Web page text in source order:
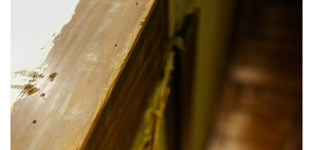
暮らしをちょっと豊かに
するアイテムサイト
『mono.』を見る
ラク家事！「暮らしの定
番消耗品リスト」を見る
おすすめ「ブログ村テー
マ集」を見る